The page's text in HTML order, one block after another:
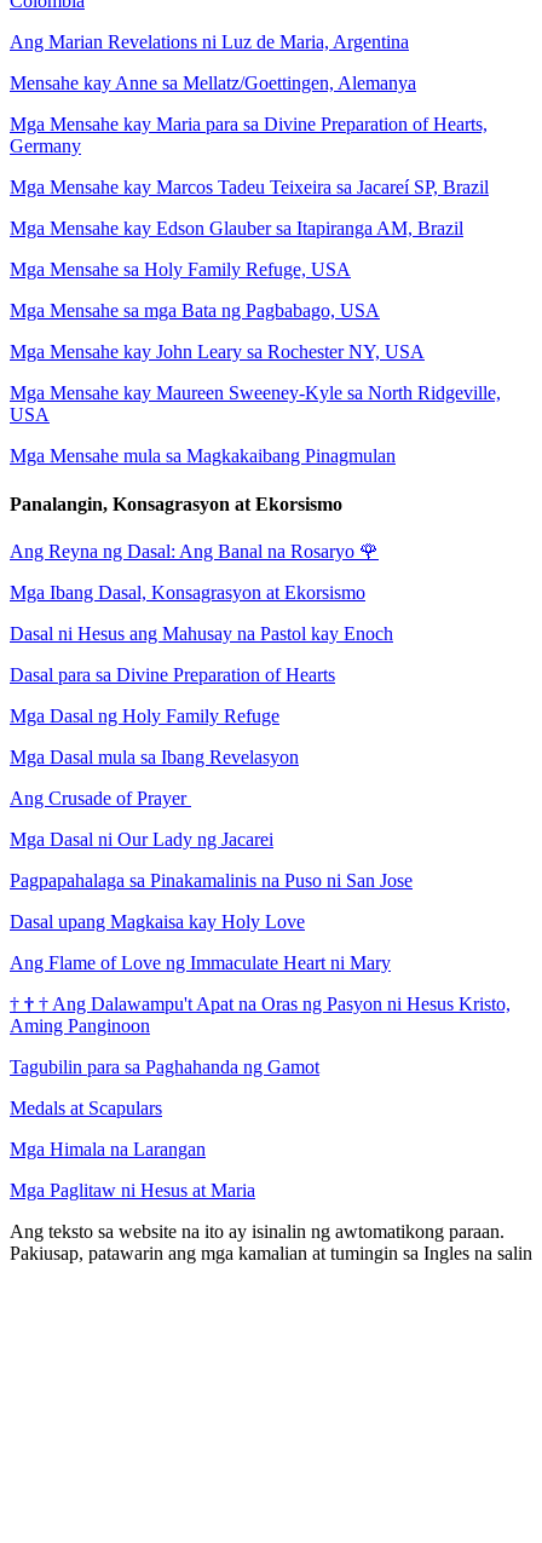
Ang Marian Revelations ni Luz de Maria, Argentina
Mensahe kay Anne sa Mellatz/Goettingen, Alemanya
Mga Mensahe kay Maria para sa Divine Preparation of Hearts,
Germany
Mga Mensahe kay Marcos Tadeu Teixeira sa Jacareí SP, Brazil
Mga Mensahe kay Edson Glauber sa Itapiranga AM, Brazil
Mga Mensahe sa Holy Family Refuge, USA
Mga Mensahe sa mga Bata ng Pagbabago, USA
Mga Mensahe kay John Leary sa Rochester NY, USA
Mga Mensahe kay Maureen Sweeney-Kyle sa North Ridgeville,
USA
Mga Mensahe mula sa Magkakaibang Pinagmulan
Panalangin, Konsagrasyon at Ekorsismo
Ang Reyna ng Dasal: Ang Banal na Rosaryo 🌹
Mga Ibang Dasal, Konsagrasyon at Ekorsismo
Dasal ni Hesus ang Mahusay na Pastol kay Enoch
Dasal para sa Divine Preparation of Hearts
Mga Dasal ng Holy Family Refuge
Mga Dasal mula sa Ibang Revelasyon
Ang Crusade of Prayer
Mga Dasal ni Our Lady ng Jacarei
Pagpapahalaga sa Pinakamalinis na Puso ni San Jose
Dasal upang Magkaisa kay Holy Love
Ang Flame of Love ng Immaculate Heart ni Mary
† † † Ang Dalawampu't Apat na Oras ng Pasyon ni Hesus Kristo,
Aming Panginoon
Tagubilin para sa Paghahanda ng Gamot
Medals at Scapulars
Mga Himala na Larangan
Mga Paglitaw ni Hesus at Maria
Ang teksto sa website na ito ay isinalin ng awtomatikong paraan.
Pakiusap, patawarin ang mga kamalian at tumingin sa Ingles na salin